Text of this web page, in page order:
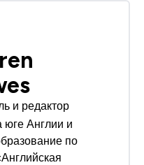
и редактор
юге Англии и
по